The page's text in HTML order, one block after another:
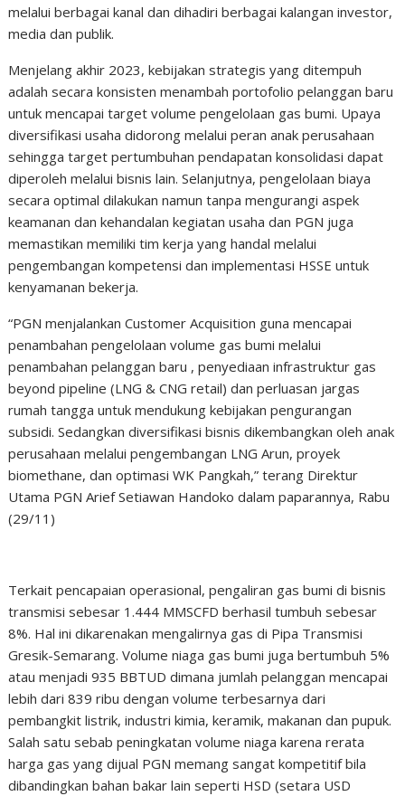
melalui berbagai kanal dan dihadiri berbagai kalangan investor,
media dan publik.
Menjelang akhir 2023, kebijakan strategis yang ditempuh
adalah secara konsisten menambah portofolio pelanggan baru
untuk mencapai target volume pengelolaan gas bumi. Upaya
diversifikasi usaha didorong melalui peran anak perusahaan
sehingga target pertumbuhan pendapatan konsolidasi dapat
diperoleh melalui bisnis lain. Selanjutnya, pengelolaan biaya
secara optimal dilakukan namun tanpa mengurangi aspek
keamanan dan kehandalan kegiatan usaha dan PGN juga
memastikan memiliki tim kerja yang handal melalui
pengembangan kompetensi dan implementasi HSSE untuk
kenyamanan bekerja.
“PGN menjalankan Customer Acquisition guna mencapai
penambahan pengelolaan volume gas bumi melalui
penambahan pelanggan baru , penyediaan infrastruktur gas
beyond pipeline (LNG & CNG retail) dan perluasan jargas
rumah tangga untuk mendukung kebijakan pengurangan
subsidi. Sedangkan diversifikasi bisnis dikembangkan oleh anak
perusahaan melalui pengembangan LNG Arun, proyek
biomethane, dan optimasi WK Pangkah,” terang Direktur
Utama PGN Arief Setiawan Handoko dalam paparannya, Rabu
(29/11)
Terkait pencapaian operasional, pengaliran gas bumi di bisnis
transmisi sebesar 1.444 MMSCFD berhasil tumbuh sebesar
8%. Hal ini dikarenakan mengalirnya gas di Pipa Transmisi
Gresik-Semarang. Volume niaga gas bumi juga bertumbuh 5%
atau menjadi 935 BBTUD dimana jumlah pelanggan mencapai
lebih dari 839 ribu dengan volume terbesarnya dari
pembangkit listrik, industri kimia, keramik, makanan dan pupuk.
Salah satu sebab peningkatan volume niaga karena rerata
harga gas yang dijual PGN memang sangat kompetitif bila
dibandingkan bahan bakar lain seperti HSD (setara USD